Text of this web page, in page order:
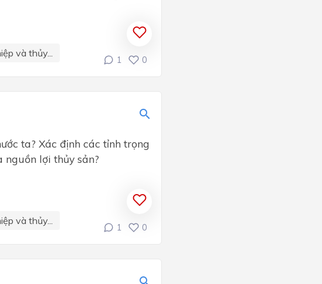
và thủy...
1 0
ta? Xác định các tỉnh trọng
lợi thủy sản?
và thủy...
1 0